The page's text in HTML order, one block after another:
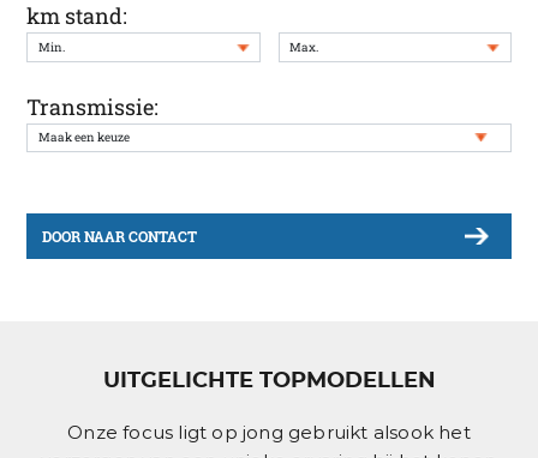
km stand:
Transmissie:
DOOR NAAR CONTACT
UITGELICHTE TOPMODELLEN
Onze focus ligt op jong gebruikt alsook het